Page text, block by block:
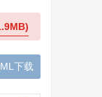
下载